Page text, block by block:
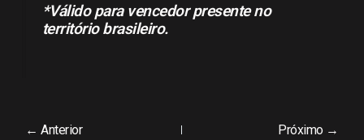
*Válido para vencedor presente no
território brasileiro.
← Anterior Próximo →